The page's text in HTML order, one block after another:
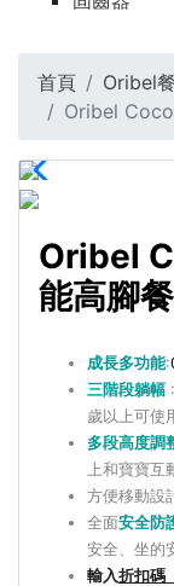
首頁
Oribel
Oribel
Oribel
能高腳
成長多功能:
三階段躺幅
歲以上可使
多段高度調
上和寶寶互
方便移動設
全面安全防
安全、坐的
輸入折扣碼